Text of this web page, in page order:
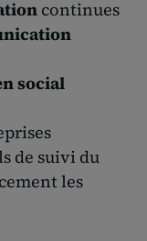
continues
social
de suivi du
les